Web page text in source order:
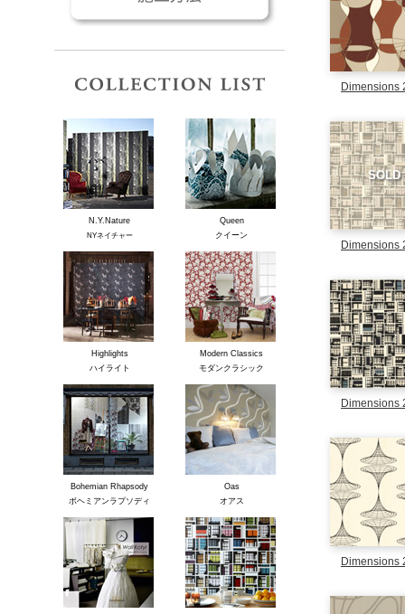
Dimensions
SOLD
Dimensions
Dimensions
Dimensions
コレクションリスト
N.Y.Nature
NYネイチャー
Queen
クイーン
Highlights
ハイライト
Modern Classics
モダンクラシック
Bohemian Rhapsody
ボヘミアンラプソディ
Oas
オアス